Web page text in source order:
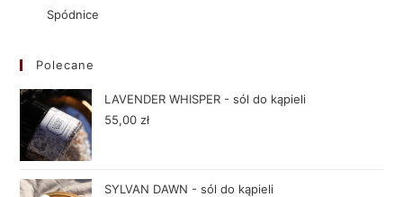
Spódnice
Polecane
LAVENDER WHISPER - sól do kąpieli
55,00 zł
SYLVAN DAWN - sól do kąpieli